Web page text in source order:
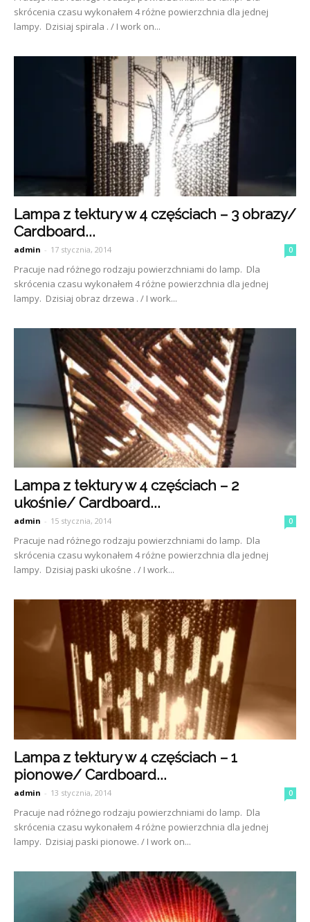
skrócenia czasu wykonałem 4 różne powierzchnia dla jednej
lampy. Dzisiaj spirala . / I work on...
Lampa z tektury w 4 częściach – 3 obrazy/
Cardboard...
admin - 17 stycznia, 2014 0
Pracuje nad różnego rodzaju powierzchniami do lamp. Dla
skrócenia czasu wykonałem 4 różne powierzchnia dla jednej
lampy. Dzisiaj obraz drzewa . / I work...
Lampa z tektury w 4 częściach – 2
ukośnie/ Cardboard...
admin - 15 stycznia, 2014 0
Pracuje nad różnego rodzaju powierzchniami do lamp. Dla
skrócenia czasu wykonałem 4 różne powierzchnia dla jednej
lampy. Dzisiaj paski ukośne . / I work...
Lampa z tektury w 4 częściach – 1
pionowe/ Cardboard...
admin - 13 stycznia, 2014 0
Pracuje nad różnego rodzaju powierzchniami do lamp. Dla
skrócenia czasu wykonałem 4 różne powierzchnia dla jednej
lampy. Dzisiaj paski pionowe. / I work on...